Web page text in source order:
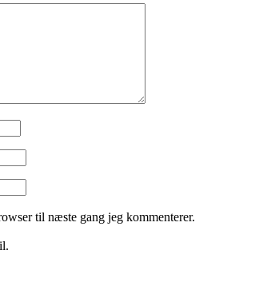
til næste gang jeg kommenterer.